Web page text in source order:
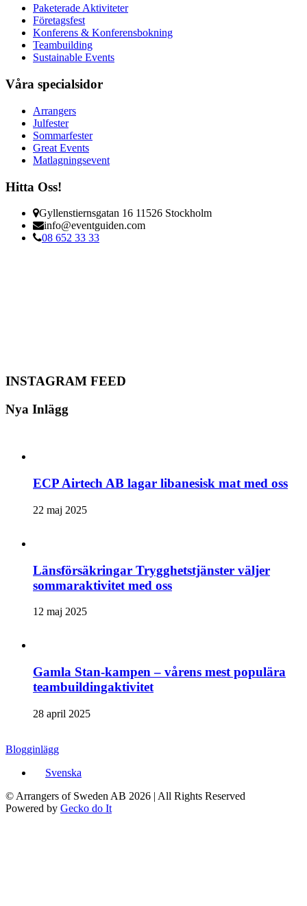
Paketerade Aktiviteter
Företagsfest
Konferens & Konferensbokning
Teambuilding
Sustainable Events
Våra specialsidor
Arrangers
Julfester
Sommarfester
Great Events
Matlagningsevent
Hitta Oss!
Gyllenstiernsgatan 16 11526 Stockholm
info@eventguiden.com
08 652 33 33
INSTAGRAM FEED
Nya Inlägg
ECP Airtech AB lagar libanesisk mat med oss
22 maj 2025
Länsförsäkringar Trygghetstjänster väljer
sommaraktivitet med oss
12 maj 2025
Gamla Stan-kampen – vårens mest populära
teambuildingaktivitet
28 april 2025
Blogginlägg
Svenska
© Arrangers of Sweden AB 2026 | All Rights Reserved
Powered by Gecko do It